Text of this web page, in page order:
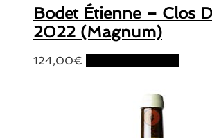
Bodet Étienne – Clos
2022 (Magnum)
124,00€